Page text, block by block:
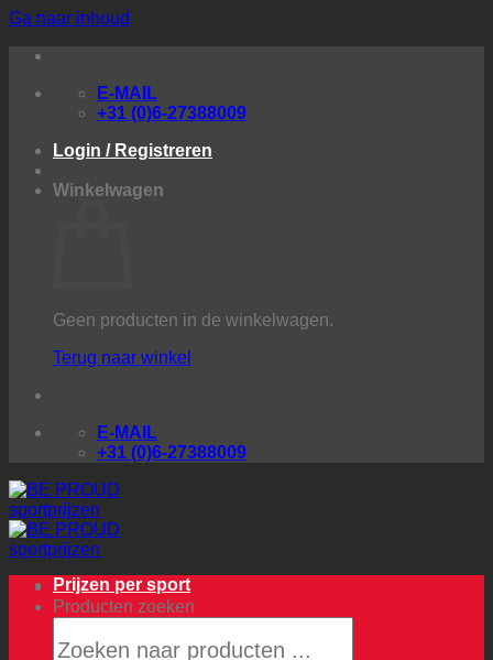
Ga naar inhoud
E-MAIL
+31 (0)6-27388009
Login / Registreren
Winkelwagen
Geen producten in de winkelwagen.
Terug naar winkel
E-MAIL
+31 (0)6-27388009
Producten zoeken
Prijzen per sport